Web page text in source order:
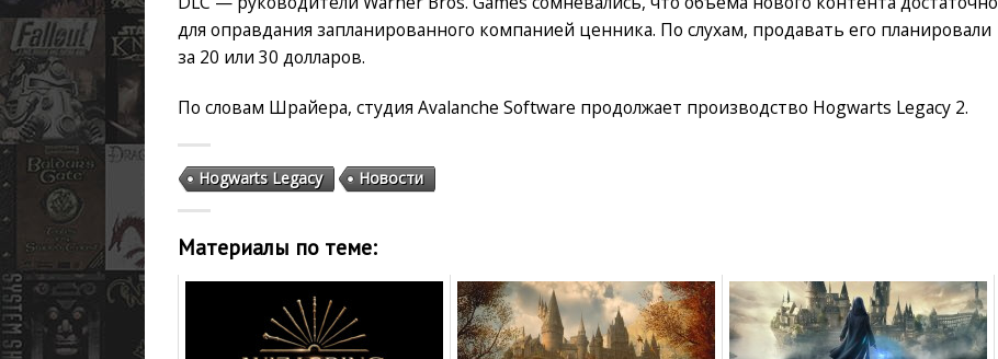
для оправдания запланированного компанией ценника. По слухам, продавать его планировали
за 20 или 30 долларов.
По словам Шрайера, студия Avalanche Software продолжает производство Hogwarts Legacy 2.
Hogwarts Legacy Новости
Материалы по теме: